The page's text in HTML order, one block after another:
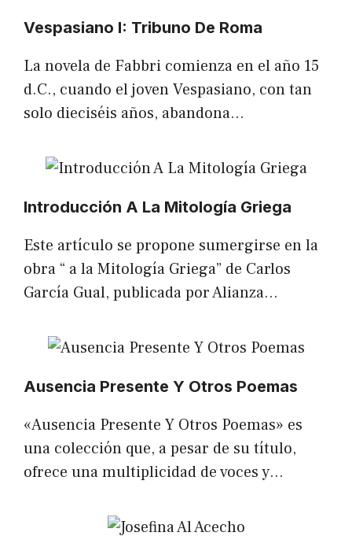
Vespasiano I: Tribuno De Roma
La novela de Fabbri comienza en el año 15
d.C., cuando el joven Vespasiano, con tan
solo dieciséis años, abandona…
Introducción A La Mitología Griega
Este artículo se propone sumergirse en la
obra “ a la Mitología Griega” de Carlos
García Gual, publicada por Alianza…
Ausencia Presente Y Otros Poemas
«Ausencia Presente Y Otros Poemas» es
una colección que, a pesar de su título,
ofrece una multiplicidad de voces y…